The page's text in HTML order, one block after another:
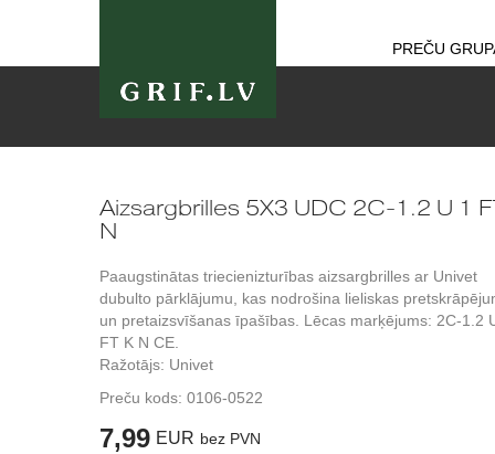
PREČU
Aizsargbrilles 5X3 UDC 2C-1.2 U 1
N
Paaugstinātas triecienizturības aizsargbrilles ar Univet
dubulto pārklājumu, kas nodrošina lieliskas
un pretaizsvīšanas īpašības. Lēcas marķējums: 2C-1.2
FT K N CE.
Ražotājs: Univet
Preču kods: 0106-0522
7,99 EUR bez PVN